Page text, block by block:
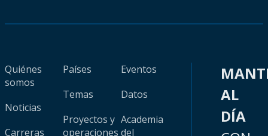
Quiénes
somos
Noticias
Carreras
Países
Temas
Proyectos y
operaciones
Eventos
Datos
Academia
del
AL
DÍA